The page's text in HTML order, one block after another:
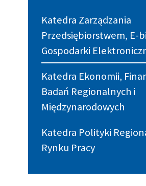
Katedra Zarządzania
Przedsiębiorstwem, E-
Gospodarki
Katedra Ekonomii,
Badań Regionalnych i
Międzynarodowych
Katedra Polityki
Rynku Pracy